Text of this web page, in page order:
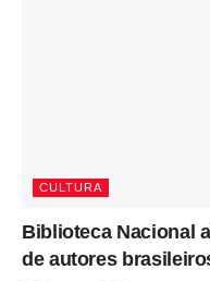
CULTURA
Biblioteca Nacional
de autores